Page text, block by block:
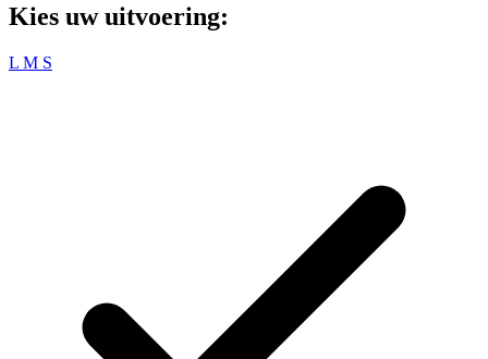
Kies uw uitvoering:
L M S